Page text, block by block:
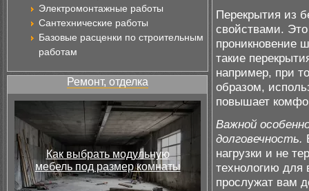
Электромонтажные работы
Сантехнические работы
Базовые расценки по строительным
работам
Ремонт, отделка
Как выбрать модульную
мебель под размер комнаты
Перекрытия из
свойствами.
проникновение
такие
например, при
образом,
повышает
Важной
долговечность.
нагрузки и не
технологию для
прослужат вам